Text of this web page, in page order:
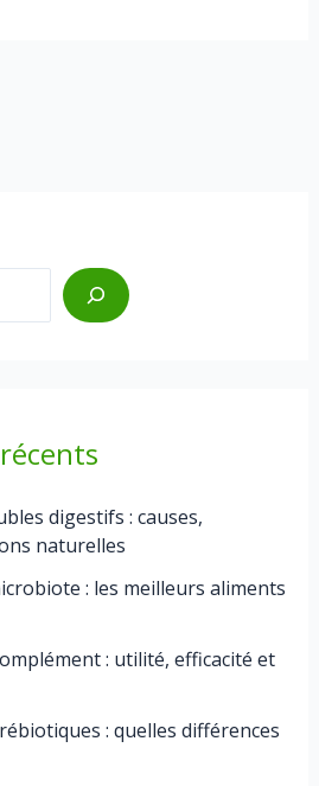
digestifs : causes,
naturelles
: les meilleurs aliments
: utilité, efficacité et
: quelles différences